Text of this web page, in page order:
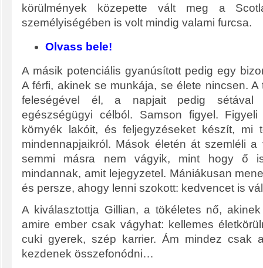
körülmények közepette vált meg a
személyiségében is volt mindig valami furcsa.
Olvass bele!
A másik potenciális gyanúsított pedig egy
A férfi, akinek se munkája, se élete nincsen.
feleségével él, a napjait pedig sétával
egészségügyi célból. Samson figyel.
környék lakóit, és feljegyzéseket készít, mi
mindennapjaikról. Mások életén át szemléli a
semmi másra nem vágyik, mint hogy ő
mindannak, amit lejegyzetel. Mániákusan
és persze, ahogy lenni szokott: kedvencet is
A kiválasztottja Gillian, a tökéletes nő,
amire ember csak vágyhat: kellemes
cuki gyerek, szép karrier. Ám mindez csak
kezdenek összefonódni…